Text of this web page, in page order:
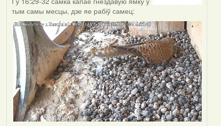
тым самы месцы, дзе яе рабіў самец: